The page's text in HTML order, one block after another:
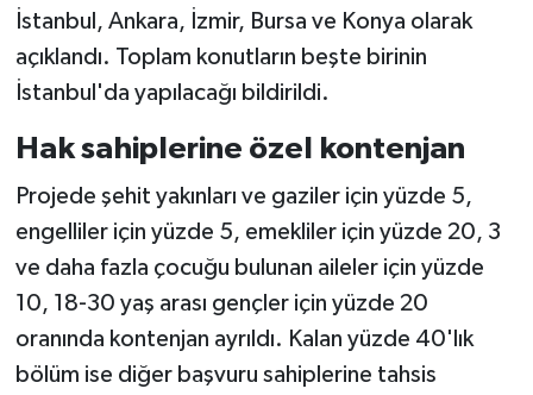
İstanbul, Ankara, İzmir, Bursa ve Konya olarak
açıklandı. Toplam konutların beşte birinin
İstanbul'da yapılacağı bildirildi.
Hak sahiplerine özel kontenjan
Projede şehit yakınları ve gaziler için yüzde 5,
engelliler için yüzde 5, emekliler için yüzde 20, 3
ve daha fazla çocuğu bulunan aileler için yüzde
10, 18-30 yaş arası gençler için yüzde 20
oranında kontenjan ayrıldı. Kalan yüzde 40'lık
bölüm ise diğer başvuru sahiplerine tahsis